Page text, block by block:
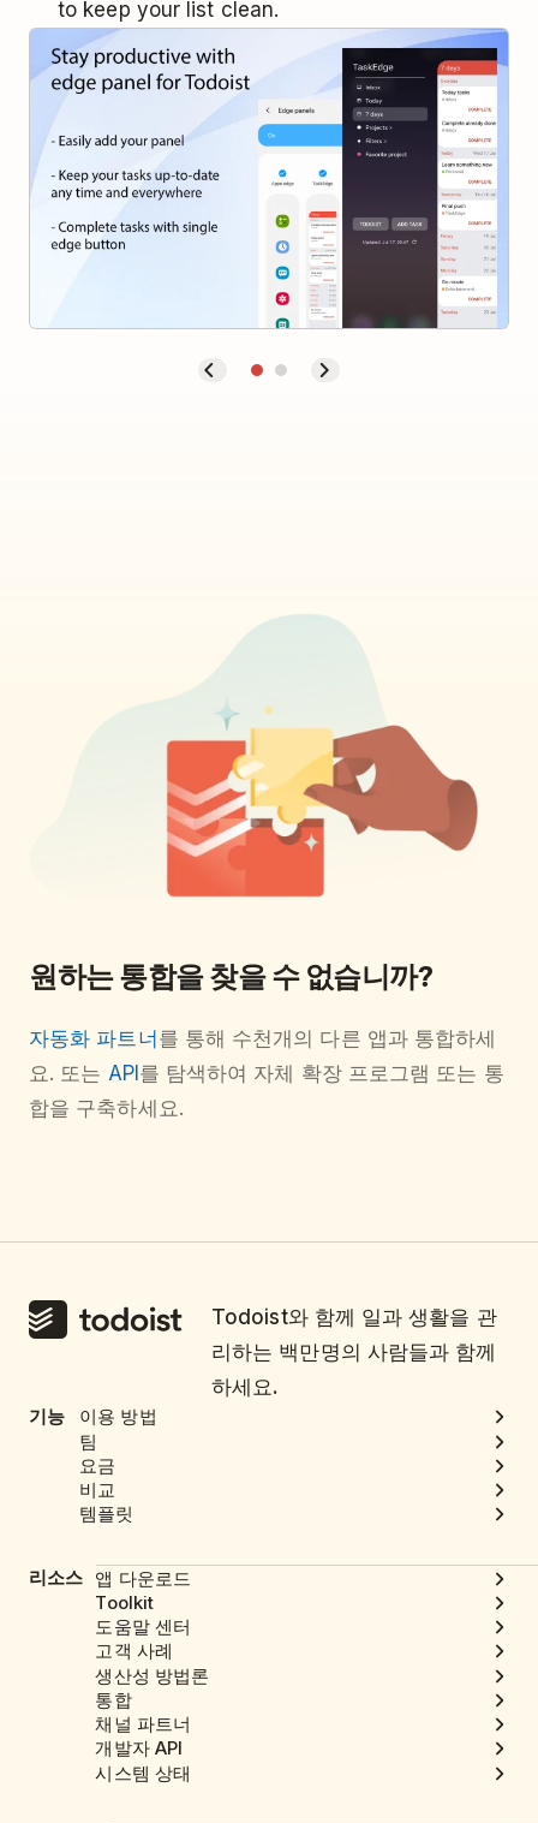
to keep your list clean.
원하는 통합을 찾을 수 없습니까?
자동화 파트너 를 통해 수천개의 다른 앱과 통합하세
요. 또는 API 를 탐색하여 자체 확장 프로그램 또는 통
합을 구축하세요.
Todoist와 함께 일과 생활을 관
리하는 백만명의 사람들과 함께
하세요.
기능
이용 방법
팀
요금
비교
템플릿
리소스 앱 다운로드
Toolkit
도움말 센터
고객 사례
생산성 방법론
통합
채널 파트너
개발자 API
시스템 상태